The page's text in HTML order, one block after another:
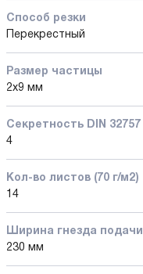
Способ резки
Перекрестный
Размер частицы
2x9 мм
Секретность DIN 32757
4
Кол-во листов (70 г/м2)
14
Ширина гнезда подачи
230 мм